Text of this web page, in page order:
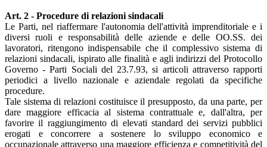
Art. 2 - Procedure di relazioni sindacali
Le Parti, nel riaffermare l'autonomia dell'attività imprenditoriale e i
diversi ruoli e responsabilità delle aziende e delle OO.SS. dei
lavoratori, ritengono indispensabile che il complessivo sistema di
relazioni sindacali, ispirato alle finalità e agli indirizzi del Protocollo
Governo - Parti Sociali del 23.7.93, si articoli attraverso rapporti
periodici a livello nazionale e aziendale regolati da specifiche
procedure.
Tale sistema di relazioni costituisce il presupposto, da una parte, per
dare maggiore efficacia al sistema contrattuale e, dall'altra, per
favorire il raggiungimento di elevati standard dei servizi pubblici
erogati e concorrere a sostenere lo sviluppo economico e
occupazionale attraverso una maggiore efficienza e competitività del